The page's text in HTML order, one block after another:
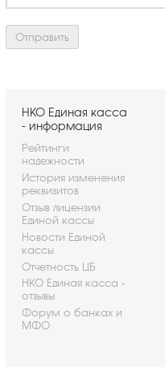
НКО Единая касса
- информация
Рейтинги
надежности
История изменения
реквизитов
Отзыв лицензии
Единой кассы
Новости Единой
кассы
Отчетность ЦБ
НКО Единая касса -
отзывы
Форум о банках и
МФО